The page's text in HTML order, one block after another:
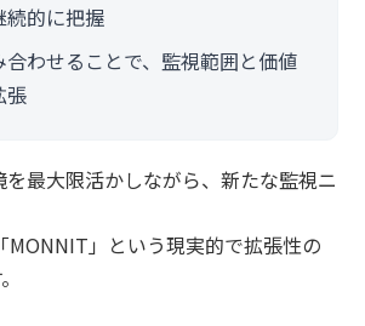
続的に把握
合わせることで、監視範囲と価値
張
最大限活かしながら、新たな監視ニ
MONNIT」という現実的で拡張性の